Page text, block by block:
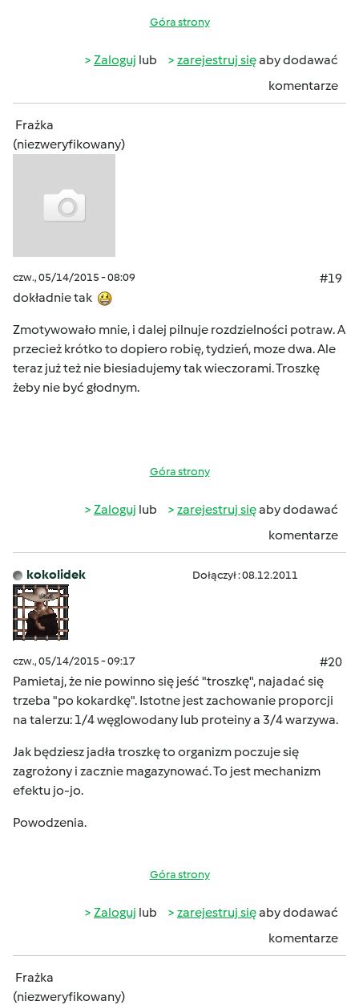
Góra strony
Zaloguj lub zarejestruj sięaby dodawać
komentarze
Frażka
(niezweryfikowany)
czw., 05/14/2015 - 08:09
#19
dokładnie tak
Zmotywowało mnie, i dalej pilnuje rozdzielności potraw. A
przecież krótko to dopiero robię, tydzień, moze dwa. Ale
teraz już też nie biesiadujemy tak wieczorami. Troszkę
żeby nie być głodnym.
Góra strony
Zaloguj lub zarejestruj sięaby dodawać
komentarze
kokolidek Dołączył : 08.12.2011
czw., 05/14/2015 - 09:17
#20
Pamietaj, że nie powinno się jeść "troszkę", najadać się
trzeba "po kokardkę". Istotne jest zachowanie proporcji
na talerzu: 1/4 węglowodany lub proteiny a 3/4 warzywa.
Jak będziesz jadła troszkę to organizm poczuje się
zagrożony i zacznie magazynować. To jest mechanizm
efektu jo-jo.
Powodzenia.
Góra strony
Zaloguj lub zarejestruj sięaby dodawać
komentarze
Frażka
(niezweryfikowany)